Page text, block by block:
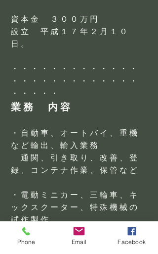
資本金 ３００万円
設立 平成１７年２月１０
日。
・・・・・・・・・・・・・
・・・・・・・・・・・・・
・・・・・
業務 内容
・自動車、オートバイ、重機
など輸出、輸入業務
通関、引き取り、改善、登
録、コンテナ作業、保管など
・電動ミニカー、三輪車、キ
ックスクーター、特殊機械の
試作製作
各種部品調達、量産、オリ
ジナル商品製造
Phone Email Facebook